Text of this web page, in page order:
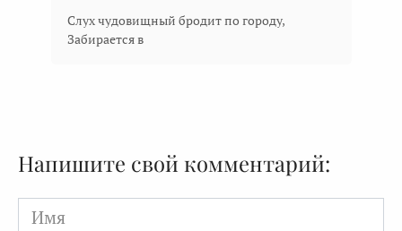
Слух чудовищный бродит по городу,
Забирается в
Напишите свой комментарий:
Имя